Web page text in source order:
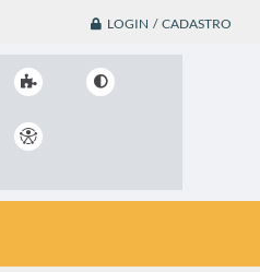
LOGIN / CADASTRO